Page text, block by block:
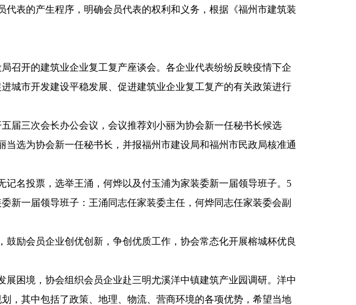
表的产生程序，明确会员代表的权利和义务，根据《福州市建筑装
召开的建筑业企业复工复产座谈会。各企业代表纷纷反映疫情下企
城市开发建设平稳发展、促进建筑业企业复工复产的有关政策进行
届三次会长办公会议，会议推荐刘小丽为协会新一任秘书长候选
当选为协会新一任秘书长，并报福州市建设局和福州市民政局核准通
名投票，选举王涌，何烨以及付玉浦为家装委新一届领导班子。5
新一届领导班子：王涌同志任家装委主任，何烨同志任家装委会副
励会员企业创优创新，争创优质工作，协会常态化开展榕城杯优良
困境，协会组织会员企业赴三明尤溪洋中镇建筑产业园调研。洋中
，其中包括了政策、地理、物流、营商环境的各项优势，希望当地